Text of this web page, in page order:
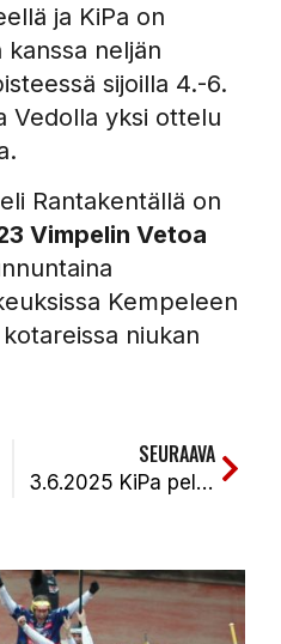
ja KiPa on
neljän
sijoilla 4.-6.
Vedolla yksi ottelu
Rantakentällä on
Vimpelin Vetoa
Kempeleen
niukan
SEURAAVA
3.6.2025 KiPa pelasi Koplaa vastaan hyvän pelin, mutta se ei riittänyt pisteisiin. KiPa-KPL 0-2 (2-3, 0-1)